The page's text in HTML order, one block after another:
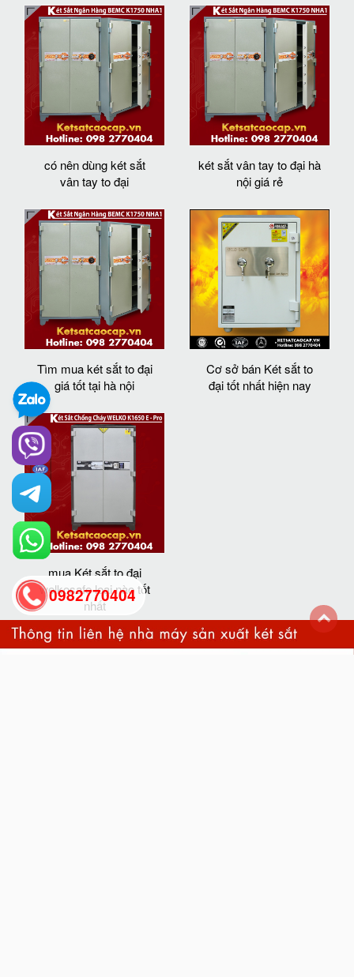
có nên dùng két sắt
vân tay to đại
két sắt vân tay to đại hà
nội giá rẻ
Tìm mua két sắt to đại
giá tốt tại hà nội
Cơ sở bán Két sắt to
đại tốt nhất hiện nay
mua Két sắt to đại
welkosafe loại nào tốt
nhất
0982770404
back